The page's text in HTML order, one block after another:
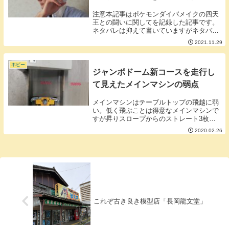
注意本記事はポケモンダイパメイクの四天
王との闘いに関してを記録した記事です。
ネタバレは抑えて書いていますがネタバレ
ゼロではありません。ネタバレを嫌う方は
ブラウザの戻るボタンを押してください。-
--------------四天王１人目相手ポケ...
2021.11.29
ホビー
ジャンボドーム新コースを走行し
て見えたメインマシンの弱点
メインマシンはテーブルトップの飛越に弱
い。低く飛ぶことは得意なメインマシンで
すが昇りスロープからのストレート3枚か
らの下りスローブこんなセクションを飛び
越えようとするとブレーキが余計に効いて
2020.02.26
これぞ古き良き模型店「長岡龍文堂」